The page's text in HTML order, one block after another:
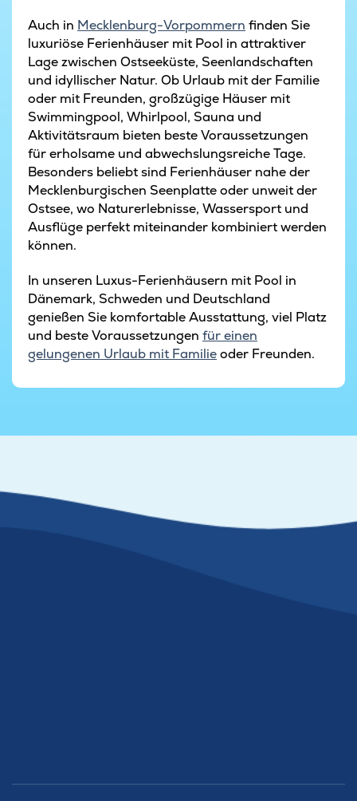
Auch in Mecklenburg-Vorpommern finden Sie
luxuriöse Ferienhäuser mit Pool in attraktiver
Lage zwischen Ostseeküste, Seenlandschaften
und idyllischer Natur. Ob Urlaub mit der Familie
oder mit Freunden, großzügige Häuser mit
Swimmingpool, Whirlpool, Sauna und
Aktivitätsraum bieten beste Voraussetzungen
für erholsame und abwechslungsreiche Tage.
Besonders beliebt sind Ferienhäuser nahe der
Mecklenburgischen Seenplatte oder unweit der
Ostsee, wo Naturerlebnisse, Wassersport und
Ausflüge perfekt miteinander kombiniert werden
können.
In unseren Luxus-Ferienhäusern mit Pool in
Dänemark, Schweden und Deutschland
genießen Sie komfortable Ausstattung, viel Platz
und beste Voraussetzungen für einen
gelungenen Urlaub mit Familieoder Freunden.